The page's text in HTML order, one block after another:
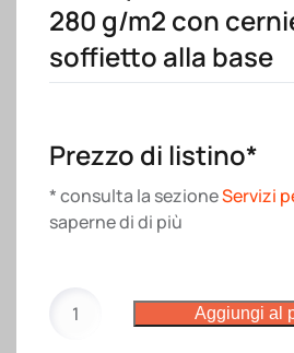
280 g/m2 con
soffietto alla base
Prezzo di listino*
* consulta la sezioneServizi
saperne di di più
case
Aggiungi al